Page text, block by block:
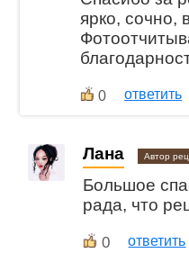
ярко, сочно,
0 ответить
Лана Автор
Большое
рада, что
0 ответить